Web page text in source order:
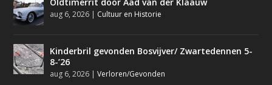
Oldtimerrit door Aad van der Klaauw
aug 6, 2026 Cultuur en Historie
Kinderbril gevonden Bosvijver/ Zwartedennen 5-
8-’26
aug 6, 2026 |Verloren/Gevonden